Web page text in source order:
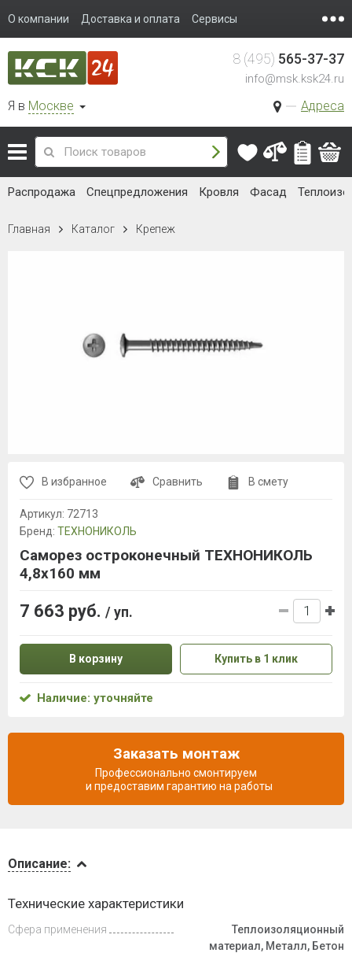
О компании Доставка и оплата Сервисы
Я в Москве Адреса
8 (495) 565-37-37
info@msk.ksk24.ru
Распродажа Спецпредложения Кровля Фасад
Главная Каталог Крепеж
и оплата
Описание:
Технические характеристики
Сфера применения
Теплоизоляционный
материал, Металл, Бетон
В избранное Сравнить В смету
Артикул: 72713
Бренд: ТЕХНОНИКОЛЬ
Саморез остроконечный ТЕХНОНИКОЛЬ
4,8х160 мм
7 663 руб. / уп.
В корзину Купить в 1 клик
Наличие: уточняйте
Заказать монтаж
Профессионально смонтируем
и предоставим гарантию на работы